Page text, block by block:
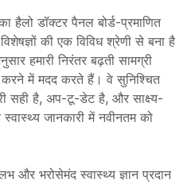
हैलो डॉक्टर पैनल बोर्ड-प्रमाणित
की एक विविध श्रेणी से बना है
हमारी निरंतर बढ़ती सामग्री
में मदद करते हैं। वे सुनिश्चित
सही है, अप-टू-डेट है, और साक्ष्य-
जानकारी में नवीनतम को
और भरोसेमंद स्वास्थ्य ज्ञान प्रदान